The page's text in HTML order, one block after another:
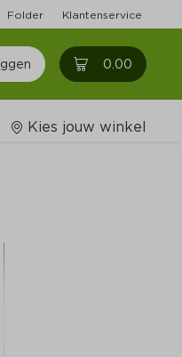
Folder Klantenservice
0.00 0
Kies jouw winkel